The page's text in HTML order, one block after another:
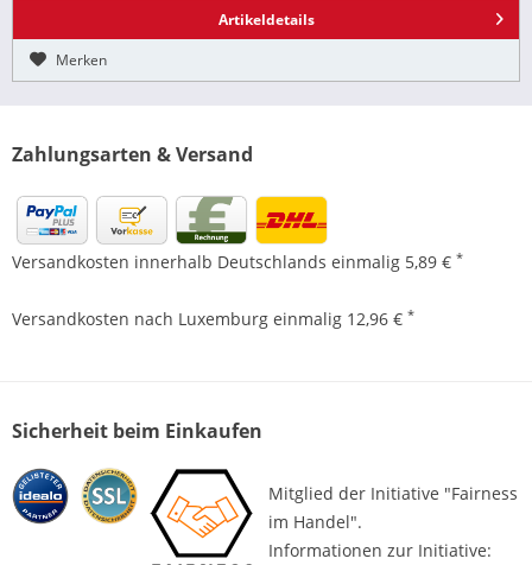
Artikeldetails
Merken
Zahlungsarten & Versand
Versandkosten innerhalb Deutschlands einmalig 5,89 € *
Versandkosten nach Luxemburg einmalig 12,96 € *
Sicherheit beim Einkaufen
Mitglied der Initiative "Fairness
im Handel".
Informationen zur Initiative: